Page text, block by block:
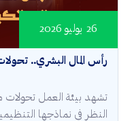
رأس المال البشري..
26 يوليو 2026
تشهد بيئة العمل
النظر في نماذجها